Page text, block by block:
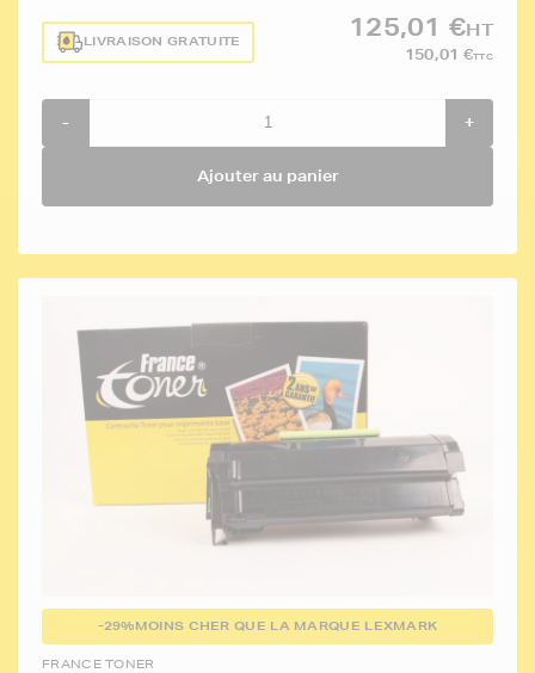
LIVRAISON GRATUITE
125,01 €HT
150,01 €TTC
- +
Ajouter au panier
-29%MOINS CHER QUE LA MARQUE LEXMARK
FRANCE TONER